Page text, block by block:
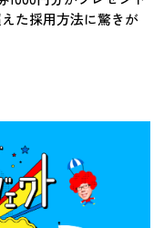
た採用方法に驚きが